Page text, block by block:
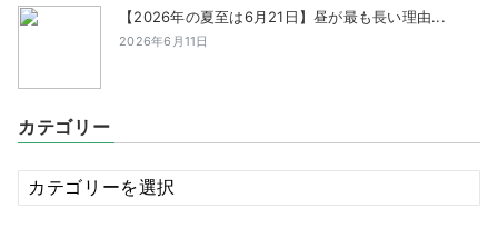
【2026年の夏至は6月21日】昼が最も長い理由...
2026年6月11日
カテゴリー
カ
テ